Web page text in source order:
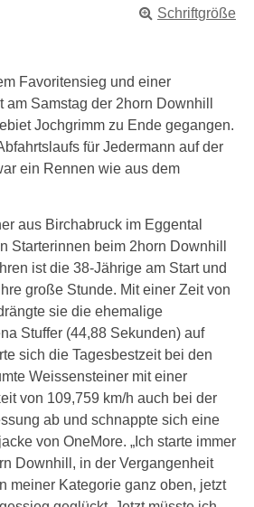
Schriftgröße
Favoritensieg und einer
Samstag der 2horn Downhill
Jochgrimm zu Ende gegangen.
für Jedermann auf der
ein Rennen wie aus dem
aus Birchabruck im Eggental
Starterinnen beim 2horn Downhill
ist die 38-Jährige am Start und
große Stunde. Mit einer Zeit von
sie die ehemalige
Stuffer (44,88 Sekunden) auf
sich die Tagesbestzeit bei den
Weissensteiner mit einer
von 109,759 km/h auch bei der
ab und schnappte sich eine
von OneMore. „Ich starte immer
Downhill, in der Vergangenheit
meiner Kategorie ganz oben, jetzt